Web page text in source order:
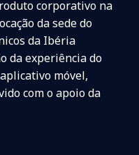
corporativo na
da sede do
da Ibéria
da experiência do
móvel,
com o apoio da